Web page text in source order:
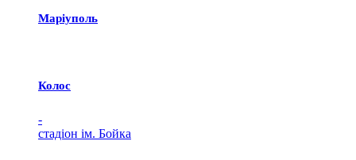
Маріуполь
Колос
-
стадіон ім. Бойка